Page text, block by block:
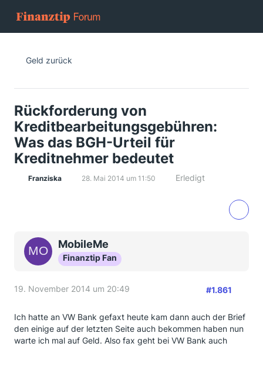
Geld zurück
Rückforderung von
Kreditbearbeitungsgebühren:
Was das BGH-Urteil für
Kreditnehmer bedeutet
Franziska 28. Mai 2014 um 11:50 Erledigt
MobileMe
Finanztip Fan
19. November 2014 um 20:49 #1.861
Ich hatte an VW Bank gefaxt heute kam dann auch der Brief
den einige auf der letzten Seite auch bekommen haben nun
warte ich mal auf Geld. Also fax geht bei VW Bank auch